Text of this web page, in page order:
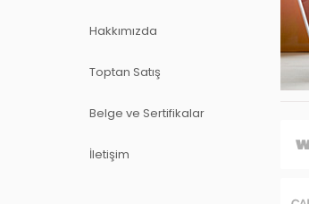
Hakkımızda
Toptan Satış
Belge ve Sertifikalar
İletişim